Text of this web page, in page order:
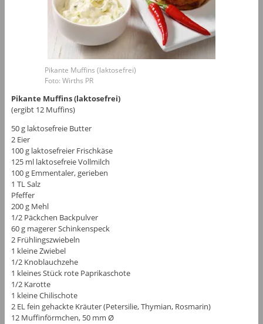
Pikante Muffins (laktosefrei)
Foto: Wirths PR
Pikante Muffins (laktosefrei)
(ergibt 12 Muffins)
50 g laktosefreie Butter
2 Eier
100 g laktosefreier Frischkäse
125 ml laktosefreie Vollmilch
100 g Emmentaler, gerieben
1 TL Salz
Pfeffer
200 g Mehl
1/2 Päckchen Backpulver
60 g magerer Schinkenspeck
2 Frühlingszwiebeln
1 kleine Zwiebel
1/2 Knoblauchzehe
1 kleines Stück rote Paprikaschote
1/2 Karotte
1 kleine Chilischote
2 EL fein gehackte Kräuter (Petersilie, Thymian, Rosmarin)
12 Muffinförmchen, 50 mm Ø